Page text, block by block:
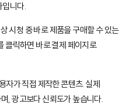
입니다.
시청 중 바로 제품을 구매할 수 있는
클릭하면 바로 결제 페이지로
자가 직접 제작한 콘텐츠. 실제
, 광고보다 신뢰도가 높습니다.